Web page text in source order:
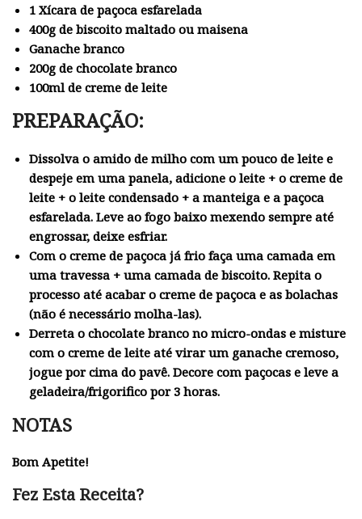
1 Xícara de paçoca esfarelada
400g de biscoito maltado ou maisena
Ganache branco
200g de chocolate branco
100ml de creme de leite
PREPARAÇÃO:
Dissolva o amido de milho com um pouco de leite e
despeje em uma panela, adicione o leite + o creme de
leite + o leite condensado + a manteiga e a paçoca
esfarelada. Leve ao fogo baixo mexendo sempre até
engrossar, deixe esfriar.
Com o creme de paçoca já frio faça uma camada em
uma travessa + uma camada de biscoito. Repita o
processo até acabar o creme de paçoca e as bolachas
(não é necessário molha-las).
Derreta o chocolate branco no micro-ondas e misture
com o creme de leite até virar um ganache cremoso,
jogue por cima do pavê. Decore com paçocas e leve a
geladeira/frigorifico por 3 horas.
NOTAS
Bom Apetite!
Fez Esta Receita?